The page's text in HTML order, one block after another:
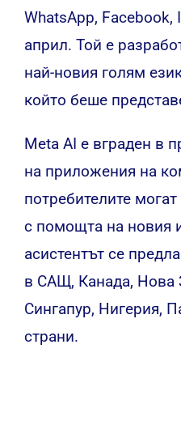
WhatsApp, Facebook,
април. Той е
най-новия голям
който беше
Meta AI е вграден в
на приложения на
потребителите
с помощта на новия
асистентът се
в САЩ, Канада, Нова
Сингапур, Нигерия,
страни.